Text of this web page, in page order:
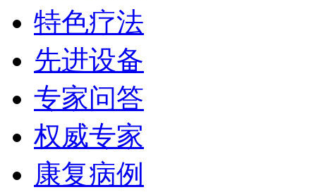
特色疗法
先进设备
专家问答
权威专家
康复病例